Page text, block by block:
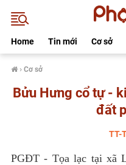
Home Tin mới Cơ sở
› Cơ sở
Bửu Hưng cổ tự -
đất
TT-
PGĐT - Tọa lạc tại xã